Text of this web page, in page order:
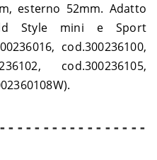
esterno 52mm. Adatto
Style mini e Sport
cod.300236100,
cod.300236105,
- - - - - - - - - - - - - - - -